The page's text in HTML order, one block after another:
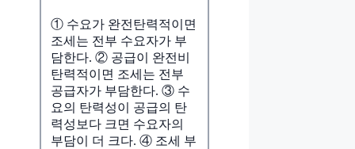
① 수요가 완전탄력적이면
조세는 전부 수요자가 부
담한다. ② 공급이 완전비
탄력적이면 조세는 전부
공급자가 부담한다. ③ 수
요의 탄력성이 공급의 탄
력성보다 크면 수요자의
부담이 더 크다. ④ 조세 부